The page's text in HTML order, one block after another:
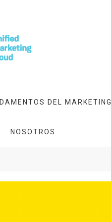
DEL MARKETING
NOSOTROS